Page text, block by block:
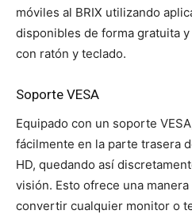
móviles al BRIX utilizando
disponibles de forma gratuita
con ratón y teclado.
Soporte VESA
Equipado con un soporte
fácilmente en la parte trasera
HD, quedando así
visión. Esto ofrece una
convertir cualquier monitor o